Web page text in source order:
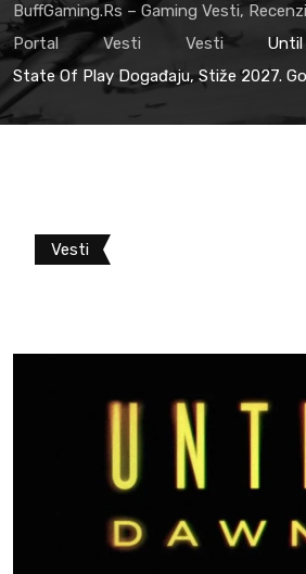
BuffGaming.rs – Gaming Vesti,
Portal
Vesti Vesti
Until
State Of Play Događaju, Stiže 2027.
Vesti